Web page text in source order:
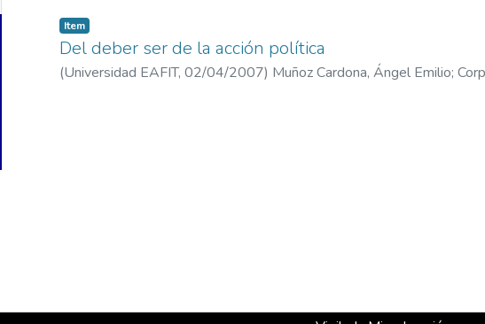
Item
Del deber ser de la acción política
(Universidad EAFIT, 02/04/2007) Muñoz Cardona, Ángel Emilio;